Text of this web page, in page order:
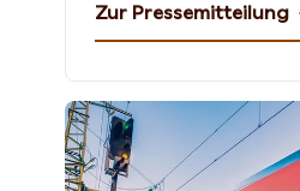
Zur Pressemitteilung